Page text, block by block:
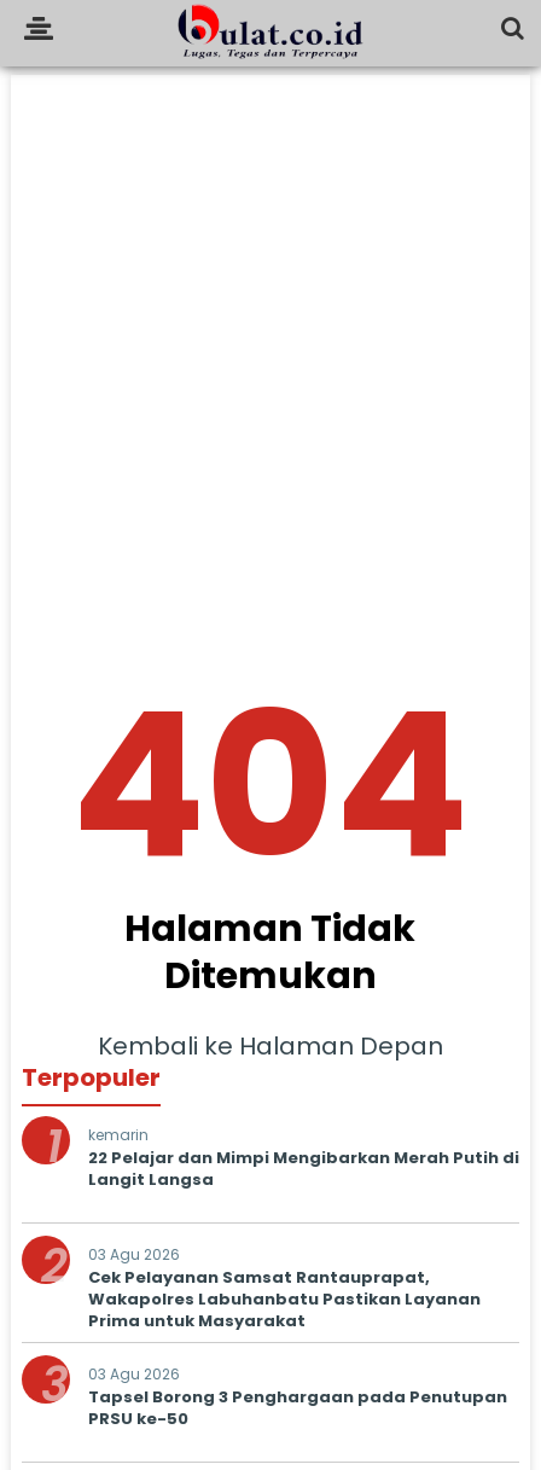
404
Halaman Tidak
Ditemukan
Kembali ke Halaman Depan
Terpopuler
1 kemarin
22 Pelajar dan Mimpi Mengibarkan Merah Putih di
Langit Langsa
2 03 Agu 2026
Cek Pelayanan Samsat Rantauprapat,
Wakapolres Labuhanbatu Pastikan Layanan
Prima untuk Masyarakat
3 03 Agu 2026
Tapsel Borong 3 Penghargaan pada Penutupan
PRSU ke-50